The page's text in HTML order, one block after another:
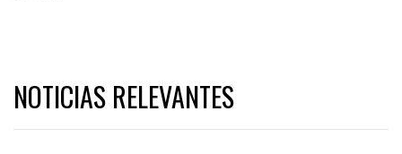
NOTICIAS RELEVANTES